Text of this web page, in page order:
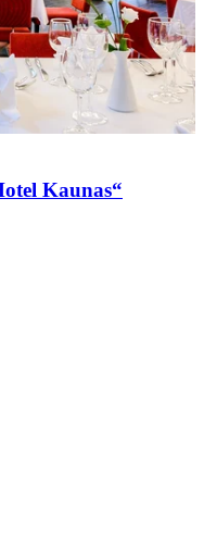
Kaunas“